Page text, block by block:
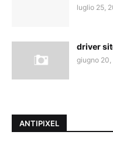
luglio 25,
driver
giugno 20,
ANTIPIXEL